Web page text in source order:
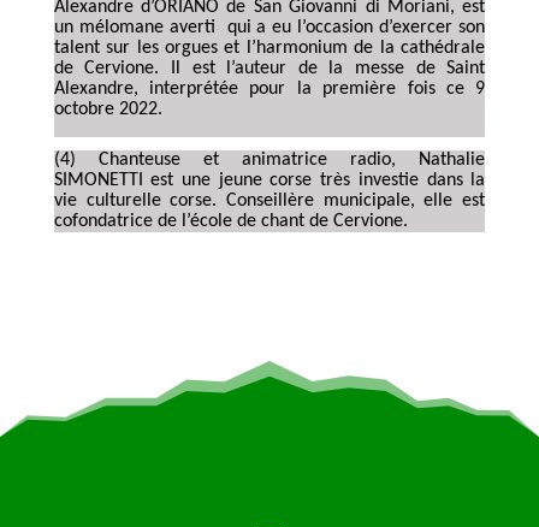
Alexandre d’ORIANO de San Giovanni di Moriani, est
un mélomane averti qui a eu l’occasion d’exercer son
talent sur les orgues et l’harmonium de la cathédrale
de Cervione. Il est l’auteur de la messe de Saint
Alexandre, interprétée pour la première fois ce 9
octobre 2022.
(4) Chanteuse et animatrice radio, Nathalie
SIMONETTI est une jeune corse très investie dans la
vie culturelle corse. Conseillère municipale, elle est
cofondatrice de l’école de chant de Cervione.